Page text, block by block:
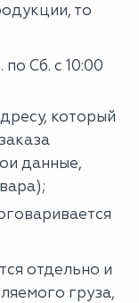
то
Сб. с 10:00
который
данные,
отдельно и
груза,